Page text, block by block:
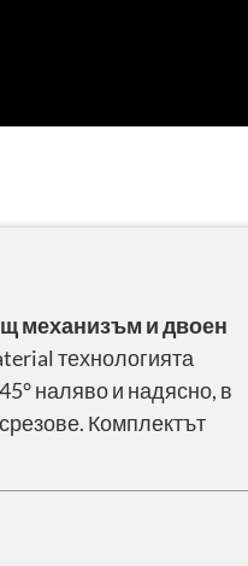
механизъм и двоен
технологията
наляво и надясно, в
Комплектът